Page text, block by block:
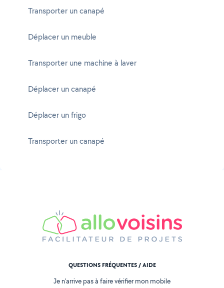
Transporter un canapé
Déplacer un meuble
Transporter une machine à laver
Déplacer un canapé
Déplacer un frigo
Transporter un canapé
QUESTIONS FRÉQUENTES / AIDE
Je n'arrive pas à faire vérifier mon mobile